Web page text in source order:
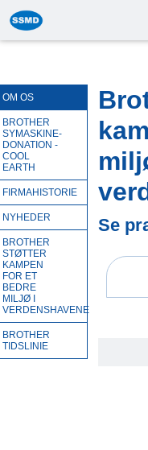
OM OS
BROTHER
SYMASKINE-
DONATION -
COOL
EARTH
FIRMAHISTORIE
NYHEDER
BROTHER
STØTTER
KAMPEN
FOR ET
BEDRE
MILJØ I
VERDENSHAVENE
BROTHER
TIDSLINIE
Se